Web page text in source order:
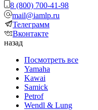
8 (800) 700-41-98
mail@iamlp.ru
Телеграмм
Вконтакте
назад
Посмотреть все
Yamaha
Kawai
Samick
Petrof
Wendl & Lung